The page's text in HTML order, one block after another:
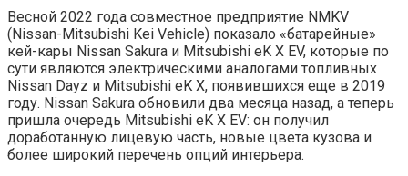
Весной 2022 года совместное предприятие NMKV
(Nissan-Mitsubishi Kei Vehicle) показало «батарейные»
кей-кары Nissan Sakura и Mitsubishi eK X EV, которые по
сути являются электрическими аналогами топливных
Nissan Dayz и Mitsubishi eK X, появившихся еще в 2019
году. Nissan Sakura обновили два месяца назад, а теперь
пришла очередь Mitsubishi eK X EV: он получил
доработанную лицевую часть, новые цвета кузова и
более широкий перечень опций интерьера.